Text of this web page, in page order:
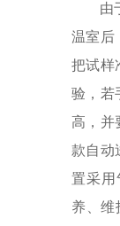
由
温室后
把试样
验，若
高，并
款自动
置采用
养、维